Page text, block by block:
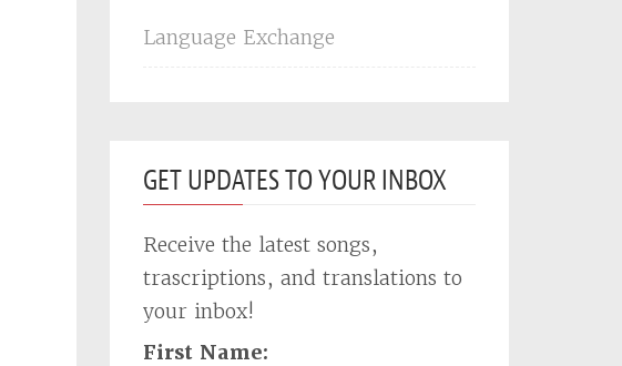
Language Exchange
GET UPDATES TO YOUR INBOX
Receive the latest songs,
trascriptions, and translations to
your inbox!
First Name: